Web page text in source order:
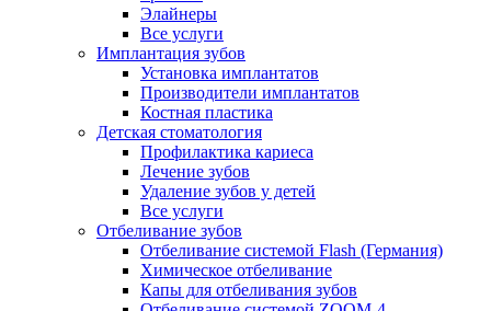
Элайнеры
Все услуги
Имплантация зубов
Установка имплантатов
Производители имплантатов
Костная пластика
Детская стоматология
Профилактика кариеса
Лечение зубов
Удаление зубов у детей
Все услуги
Отбеливание зубов
Отбеливание системой Flash (Германия)
Химическое отбеливание
Капы для отбеливания зубов